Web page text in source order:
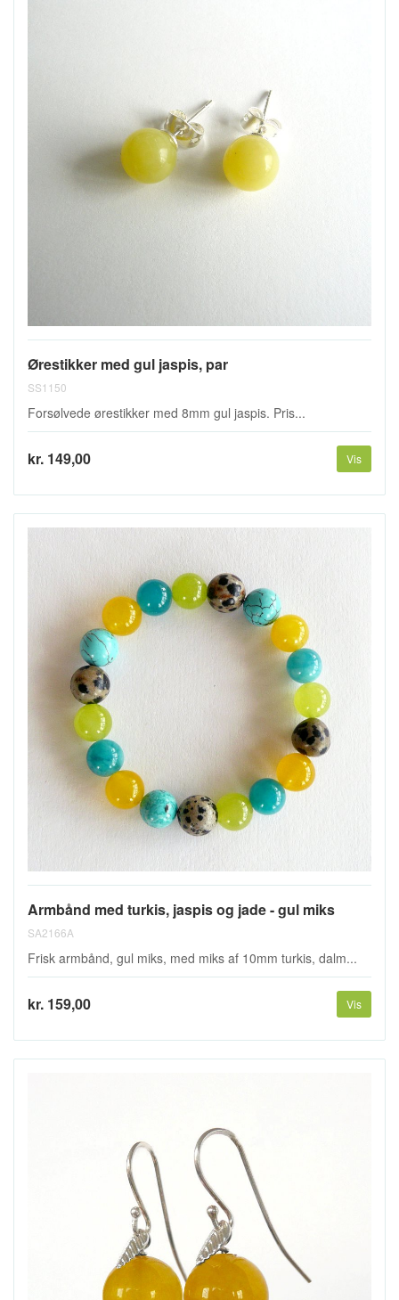
Ørestikker med gul jaspis, par
SS1150
Forsølvede ørestikker med 8mm gul jaspis. Pris...
kr. 149,00 Vis
Armbånd med turkis, jaspis og jade - gul miks
SA2166A
Frisk armbånd, gul miks, med miks af 10mm turkis, dalm...
kr. 159,00 Vis